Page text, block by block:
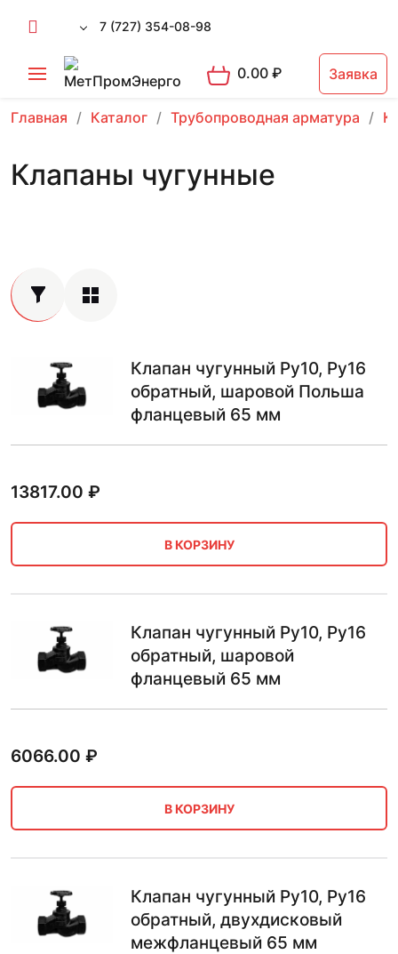
7 (727) 354-08-98
0.00₽ Заявка
Главная Каталог Трубопроводная арматура
Клапаны чугунные
Клапан чугунный Ру10, Ру16
обратный, шаровой Польша
фланцевый 65 мм
13817.00 ₽
В КОРЗИНУ
Клапан чугунный Ру10, Ру16
обратный, шаровой
фланцевый 65 мм
6066.00 ₽
В КОРЗИНУ
Клапан чугунный Ру10, Ру16
обратный, двухдисковый
межфланцевый 65 мм